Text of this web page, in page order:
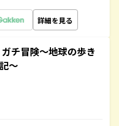
詳細を見る
チ冒険～地球の歩き
～